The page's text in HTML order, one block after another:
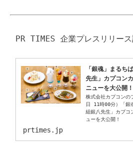
「銀魂」まるち
先生」カプコン
ニューを大公開！
株式会社カプコンの
日 11時00分）「銀
組銀八先生」カプコ
ューを大公開！
prtimes.jp